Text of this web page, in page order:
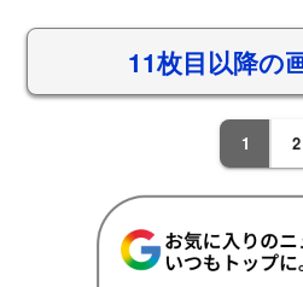
11枚目以降の
1 2